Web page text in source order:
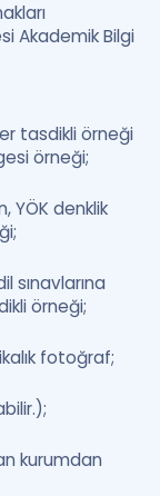
Akademik Bilgi
tasdikli örneği
örneği;
YÖK denklik
sınavlarına
örneği;
fotoğraf;
kurumdan